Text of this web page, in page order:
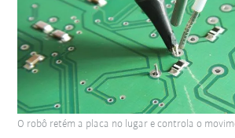
O robô retém a placa no lugar e controla o